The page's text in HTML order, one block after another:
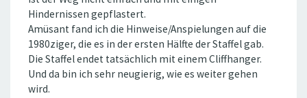
Hindernissen gepflastert.
Amüsant fand ich die Hinweise/Anspielungen auf die
1980ziger, die es in der ersten Hälfte der Staffel gab.
Die Staffel endet tatsächlich mit einem Cliffhanger.
Und da bin ich sehr neugierig, wie es weiter gehen
wird.